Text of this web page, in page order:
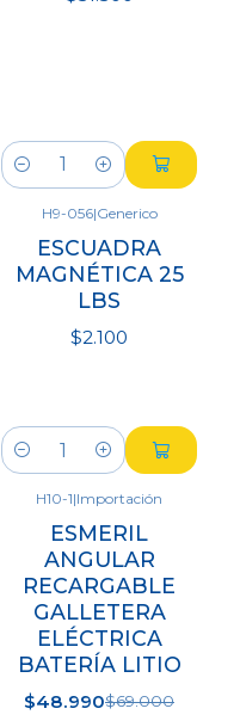
Cantidad
H9-056|Generico
ESCUADRA
MAGNÉTICA 25
LBS
$2.100
Cantidad
H10-1|Importación
ESMERIL
ANGULAR
RECARGABLE
GALLETERA
ELÉCTRICA
BATERÍA LITIO
$48.990$69.000